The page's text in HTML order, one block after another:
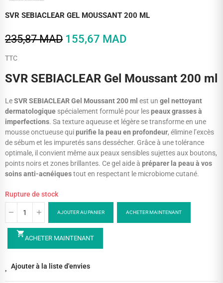
SVR SEBIACLEAR GEL MOUSSANT 200 ML
235,87 MAD 155,67 MAD
TTC
SVR SEBIACLEAR Gel Moussant 200 ml
LeSVR SEBIACLEAR Gel Moussant 200 ml est un gel nettoyant
dermatologique spécialement formulé pour lespeaux grasses à
imperfections. Sa texture aqueuse et légère se transforme en une
mousse onctueuse quipurifie la peau en profondeur, élimine l’excès
de sébum et les impuretés sans dessécher. Grâce à une tolérance
optimale, il convient même aux peaux sensibles sujettes aux boutons,
points noirs et zones brillantes. Ce gel aide à préparer la peau à vos
soins anti-acnéiquestout en respectant le microbiome cutané.
Rupture de stock
AJOUTER AU PANIER ACHETER MAINTENANT
shopping_cartACHETER MAINTENANT
Ajouter à la liste d'envies